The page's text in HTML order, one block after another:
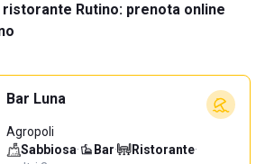
Rutino: prenota online
Bar Luna
Agropoli
Sabbiosa· Bar· Ristorante·